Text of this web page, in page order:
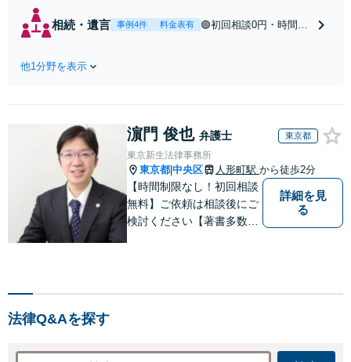
応】中高年離婚／
後腐れがない解決
に向けて、全力を
相続・遺言 事例4件 料金表有
🟢初回相談0円・時間無
求／相続人調査など。
弟、親戚とのトラブル
など幅広く対応。他士
業とも連携可能です
【出張相談可】【東所
沢駅30秒】
他1分野を表示
濵門 俊也 弁護士 東京都
東京新生法律事務所
東京都 中央区 人形町駅 から徒歩2分
【時間制限なし！初回相談
無料】ご依頼は相談後にご
検討ください【著書多数】
詳細を見
る
法律Q&Aを探す